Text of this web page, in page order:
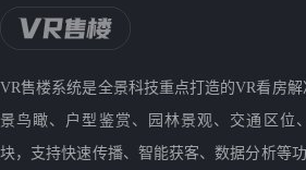
VR售楼系统是全景科技重点打造的VR看房
景鸟瞰、户型鉴赏、园林景观、交通区位
块，支持快速传播、智能获客、数据分析等